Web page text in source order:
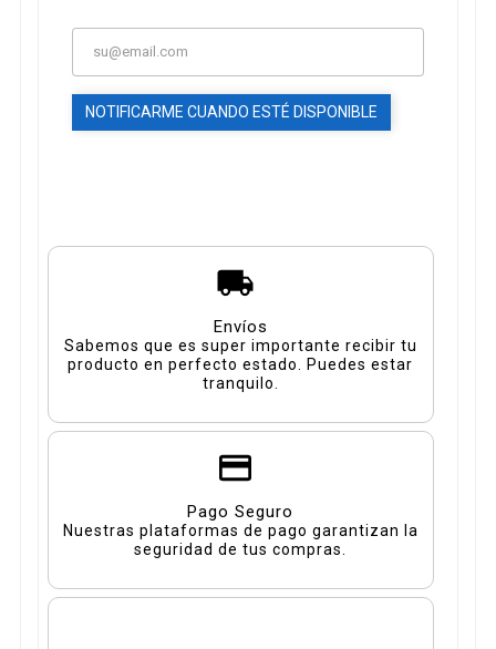
NOTIFICARME CUANDO ESTÉ DISPONIBLE
Envíos
Sabemos que es super importante recibir tu
producto en perfecto estado. Puedes estar
tranquilo.
Pago Seguro
Nuestras plataformas de pago garantizan la
seguridad de tus compras.